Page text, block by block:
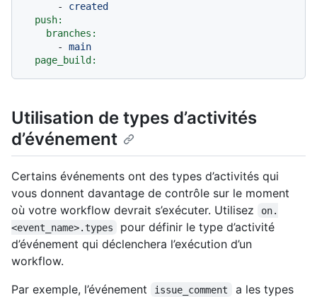
-
created
push:
branches:
-
main
page_build:
Utilisation de types d’activités
d’événement
Certains événements ont des types d’activités qui
vous donnent davantage de contrôle sur le moment
où votre workflow devrait s’exécuter. Utilisez
on.
<event_name>.types
pour définir le type d’activité
d’événement qui déclenchera l’exécution d’un
workflow.
Par exemple, l’événement
issue_comment
a les types